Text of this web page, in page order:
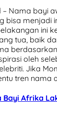
– Nama bayi
bisa menjadi
ini
tua, baik
oleh
Jika
tren nama
Bayi Afrika